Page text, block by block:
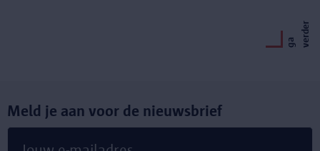
g
a
v
e
r
d
e r
Meld je aan voor de nieuwsbrief